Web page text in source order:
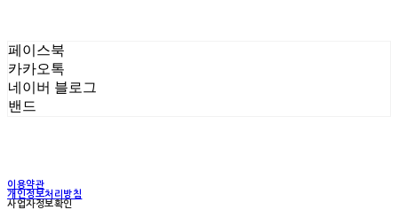
페이스북
카카오톡
네이버 블로그
밴드
이용약관
개인정보처리방침
사업자정보확인